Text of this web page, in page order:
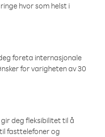
hvor som helst i
foreta internasjonale
for varigheten av 30
deg fleksibilitet til å
fasttelefoner og